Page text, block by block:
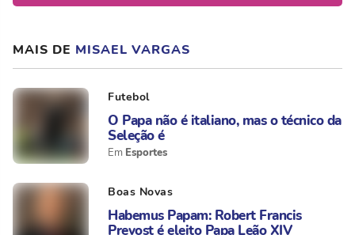
MAIS DE MISAEL VARGAS
Futebol
O Papa não é italiano, mas o técnico da
Seleção é
Esportes
Boas Novas
Habemus Papam: Robert Francis
Prevost é eleito Papa Leão XIV